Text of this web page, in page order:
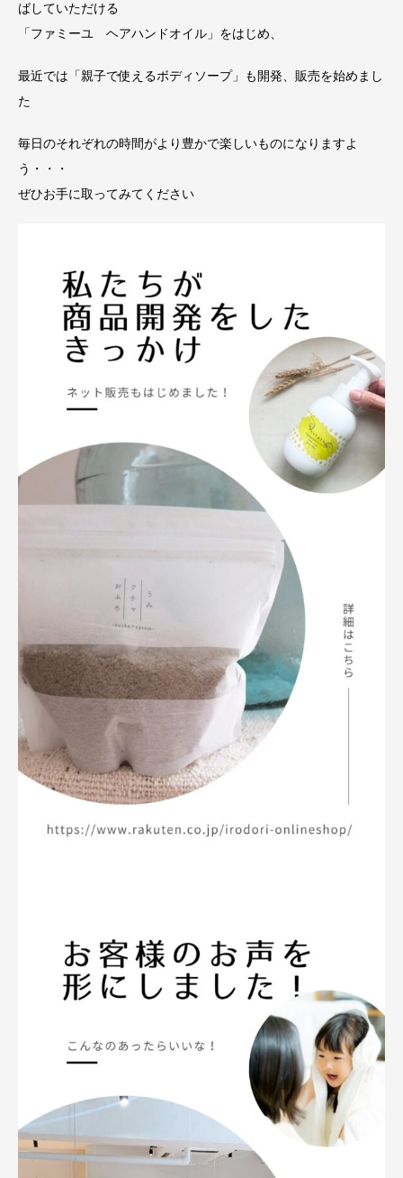
ばしていただける
「ファミーユ ヘアハンドオイル」をはじめ、
最近では「親子で使えるボディソープ」も開発、販売を始めまし
た
毎日のそれぞれの時間がより豊かで楽しいものになりますよ
う・・・
ぜひお手に取ってみてください